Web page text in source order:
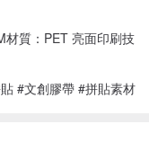
質：PET 亮面印刷技
#文創膠帶 #拼貼素材